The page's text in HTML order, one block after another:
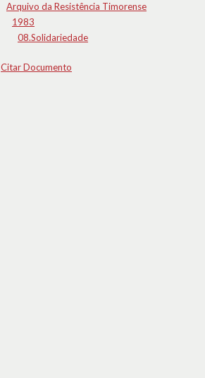
Arquivo da Resistência Timorense
1983
08.Solidariedade
Citar Documento